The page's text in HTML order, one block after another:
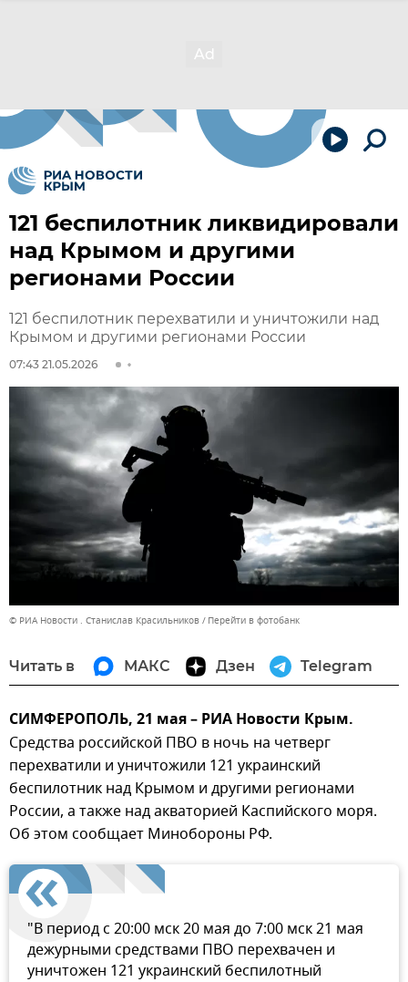
121 беспилотник ликвидировали
над Крымом и другими
регионами России
121 беспилотник перехватили и уничтожили над
Крымом и другими регионами России
07:43 21.05.2026
© РИА Новости . Станислав Красильников Перейти в фотобанк
Читать в МАКС Дзен Telegram
СИМФЕРОПОЛЬ, 21 мая – РИА Новости Крым.
Средства российской ПВО в ночь на четверг
перехватили и уничтожили 121 украинский
беспилотник над Крымом и другими регионами
России, а также над акваторией Каспийского моря.
Об этом сообщает Минобороны РФ.
"В период с 20:00 мск 20 мая до 7:00 мск 21 мая
дежурными средствами ПВО перехвачен и
уничтожен 121 украинский беспилотный